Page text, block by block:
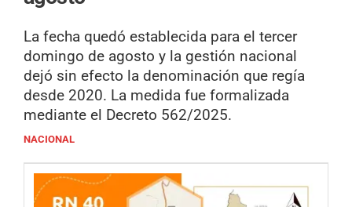
La fecha quedó establecida para el tercer
domingo de agosto y la gestión nacional
dejó sin efecto la denominación que regía
desde 2020. La medida fue formalizada
mediante el Decreto 562/2025.
NACIONAL